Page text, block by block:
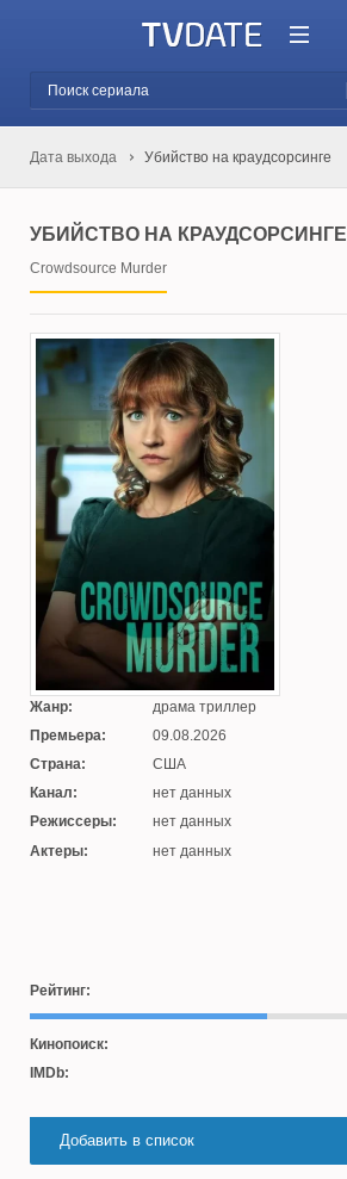
Дата выхода Убийство на краудсорсинге
УБИЙСТВО НА КРАУДСОРСИНГЕ
Crowdsource Murder
Жанр:
драма триллер
Премьера:
09.08.2026
Страна:
США
Канал:
нет данных
Режиссеры:
нет данных
Актеры:
нет данных
Рейтинг:
Кинопоиск:
IMDb:
Добавить в список